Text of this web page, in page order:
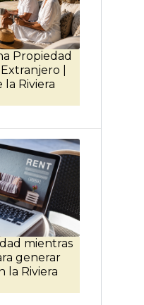
Propiedad
|
Riviera
mientras
generar
la Riviera